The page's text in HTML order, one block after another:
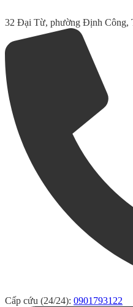
32 Đại Từ, phường Định Công,
Cấp cứu (24/24): 0901793122